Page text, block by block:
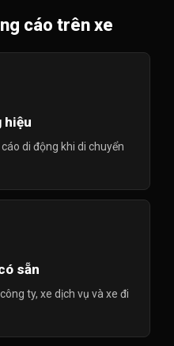
cáo trên xe
hiệu
di động khi di chuyển
sẵn
ty, xe dịch vụ và xe đi